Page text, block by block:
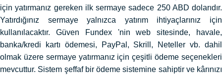
için yatırmanız gereken ilk sermaye sadece 250 ABD dolarıdır.
Yatırdığınız sermaye yalnızca yatırım ihtiyaçlarınız için
kullanılacaktır. Güven Fundex 'nin web sitesinde, havale,
banka/kredi kartı ödemesi, PayPal, Skrill, Neteller vb. dahil
olmak üzere sermaye yatırmanız için çeşitli ödeme seçenekleri
mevcuttur. Sistem şeffaf bir ödeme sistemine sahiptir ve kârınızı